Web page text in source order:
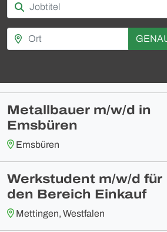
Metallbauer m/w/d in
Emsbüren
Emsbüren
Werkstudent m/w/d für
den Bereich Einkauf
Mettingen, Westfalen